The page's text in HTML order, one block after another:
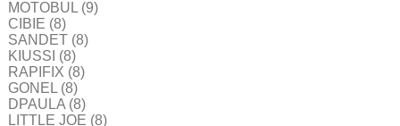
MOTOBUL (9)
CIBIE (8)
SANDET (8)
KIUSSI (8)
RAPIFIX (8)
GONEL (8)
DPAULA (8)
LITTLE JOE (8)